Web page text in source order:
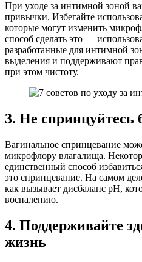
При уходе за интимной зоной
привычки. Избегайте
которые могут изменить
способ сделать это —
разработанные для интимной
выделения и поддерживают
при этом чистоту.
3. Не спринцуйтесь
Вагинальное спринцевание
микрофлору влагалища.
единственный способ
это спринцевание. На самом
как вызывает дисбаланс pH,
воспалению.
4. Поддерживайте
жизнь